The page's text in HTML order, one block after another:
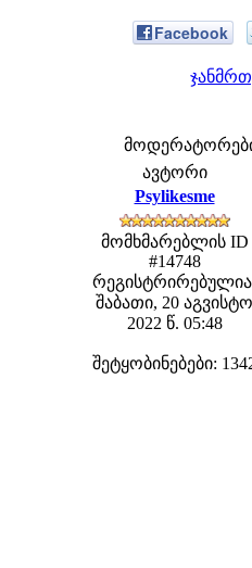
Facebook
მოდერატორები:
ავტორი
Psylikesme
მომხმარებლის ID
#14748
შაბათი, 20 აგვისტო
2022 წ. 05:48
შეტყობინებები: